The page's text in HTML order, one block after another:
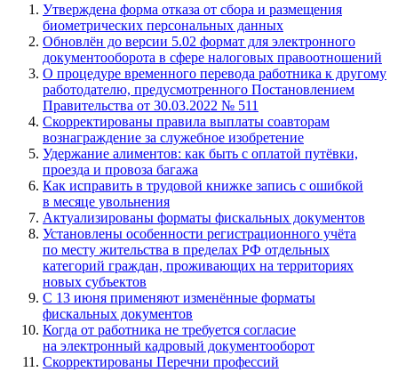
Утверждена форма отказа от сбора и размещения
биометрических персональных данных
Обновлён до версии 5.02 формат для электронного
документооборота в сфере налоговых правоотношений
О процедуре временного перевода работника к другому
работодателю, предусмотренного Постановлением
Правительства от 30.03.2022 № 511
Скорректированы правила выплаты соавторам
вознаграждение за служебное изобретение
Удержание алиментов: как быть с оплатой путёвки,
проезда и провоза багажа
Как исправить в трудовой книжке запись с ошибкой
в месяце увольнения
Актуализированы форматы фискальных документов
Установлены особенности регистрационного учёта
по месту жительства в пределах РФ отдельных
категорий граждан, проживающих на территориях
новых субъектов
С 13 июня применяют изменённые форматы
фискальных документов
Когда от работника не требуется согласие
на электронный кадровый документооборот
Скорректированы Перечни профессий